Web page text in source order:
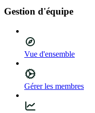
Gestion d'équipe
Vue d'ensemble
Gérer les membres